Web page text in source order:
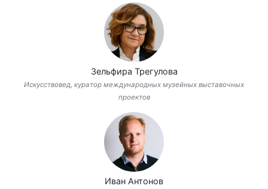
Зельфира Трегулова
Искусствовед, куратор международных музейных выставочных
проектов
Иван Антонов